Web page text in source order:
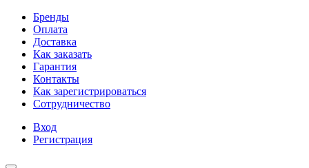
Бренды
Оплата
Доставка
Как заказать
Гарантия
Контакты
Как зарегистрироваться
Сотрудничество
Вход
Регистрация